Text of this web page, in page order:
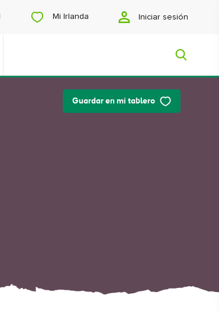
Mi Irlanda Iniciar sesión
Guardar en mi tablero